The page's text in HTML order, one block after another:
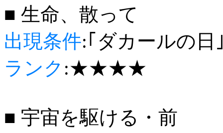
■ 生命、散って
出現条件:｢ダカールの日
ランク :★★★★
■ 宇宙を駆ける・前